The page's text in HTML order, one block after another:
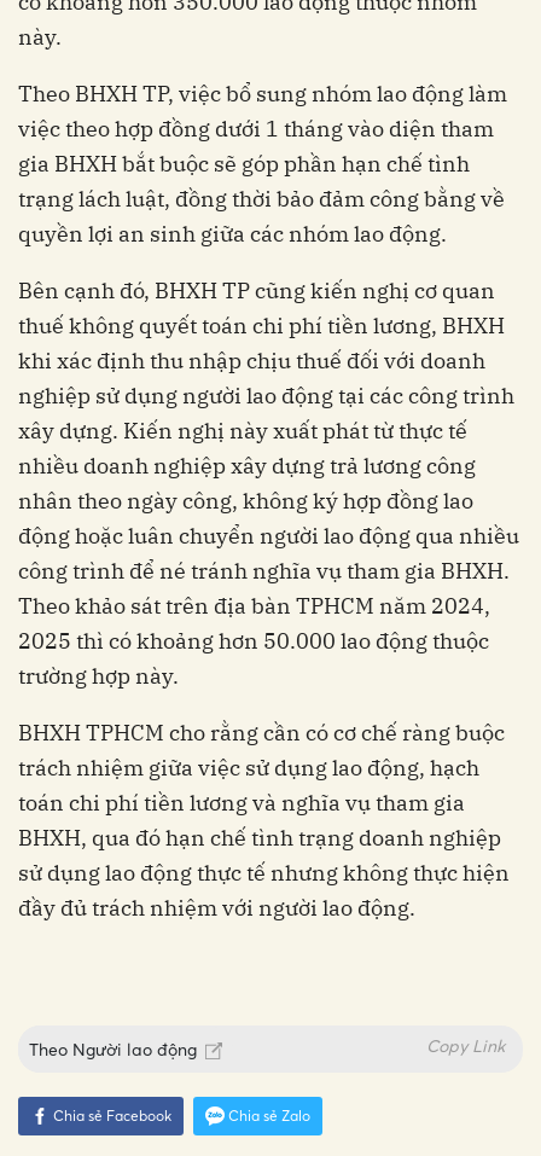
này.
Theo BHXH TP, việc bổ sung nhóm lao động làm
việc theo hợp đồng dưới 1 tháng vào diện tham
gia BHXH bắt buộc sẽ góp phần hạn chế tình
trạng lách luật, đồng thời bảo đảm công bằng về
quyền lợi an sinh giữa các nhóm lao động.
Bên cạnh đó, BHXH TP cũng kiến nghị cơ quan
thuế không quyết toán chi phí tiền lương, BHXH
khi xác định thu nhập chịu thuế đối với doanh
nghiệp sử dụng người lao động tại các công trình
xây dựng. Kiến nghị này xuất phát từ thực tế
nhiều doanh nghiệp xây dựng trả lương công
nhân theo ngày công, không ký hợp đồng lao
động hoặc luân chuyển người lao động qua nhiều
công trình để né tránh nghĩa vụ tham gia BHXH.
Theo khảo sát trên địa bàn TPHCM năm 2024,
2025 thì có khoảng hơn 50.000 lao động thuộc
trường hợp này.
BHXH TPHCM cho rằng cần có cơ chế ràng buộc
trách nhiệm giữa việc sử dụng lao động, hạch
toán chi phí tiền lương và nghĩa vụ tham gia
BHXH, qua đó hạn chế tình trạng doanh nghiệp
sử dụng lao động thực tế nhưng không thực hiện
đầy đủ trách nhiệm với người lao động.
Theo Người lao động Copy Link
Chia sẻ Facebook Chia sẻ Zalo